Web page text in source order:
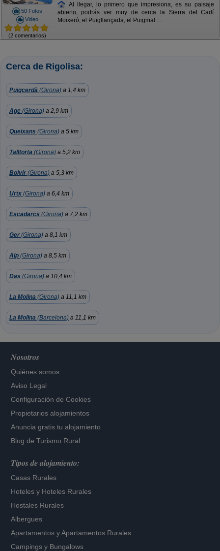
50 Fotos
Video
(2 comentarios)
Al llegar, lo primero que impresiona, es su paisaje
abierto, podrás ver muy de cerca la Sierra del Cadí
Moixeró, el Puigllançada, el Puigmal ...
Cerca de Rigolisa:
Puigcerdà (Girona) a 1,4 km
Age (Girona) a 2,9 km
Queixans (Girona) a 5 km
Talltorta (Girona) a 5,2 km
Bolvir (Girona) a 5,3 km
Urtx (Girona) a 6,4 km
Escadarcs (Girona) a 7,2 km
Ger (Girona) a 8,1 km
Alp (Girona) a 8,5 km
Das (Girona) a 10,4 km
La Molina (Girona) a 11,1 km
La Molina (Barcelona) a 11,1 km
Nosotros
Quiénes somos
Aviso Legal
Configuración de Cookies
Propietarios alojamientos
Anuncia gratis tu alojamiento
Blog de Turismo Rural
Tipos de alojamiento:
Casas Rurales
Hoteles y Hoteles Rurales
Hostales Rurales
Albergues
Apartamentos yApartamentos Rurales
Campings y Bungalows